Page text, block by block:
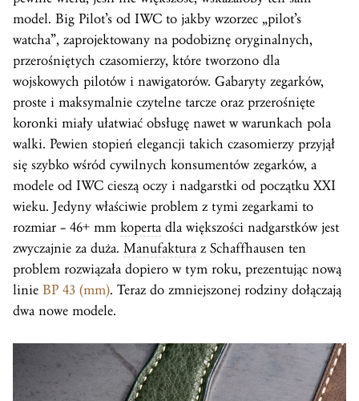
model. Big Pilot’s od IWC to jakby wzorzec „pilot’s
watcha”, zaprojektowany na podobiznę oryginalnych,
przerośniętych czasomierzy, które tworzono dla
wojskowych pilotów i nawigatorów. Gabaryty zegarków,
proste i maksymalnie czytelne tarcze oraz przerośnięte
koronki miały ułatwiać obsługę nawet w warunkach pola
walki. Pewien stopień elegancji takich czasomierzy przyjął
się szybko wśród cywilnych konsumentów zegarków, a
modele od IWC cieszą oczy i nadgarstki od początku XXI
wieku. Jedyny właściwie problem z tymi zegarkami to
rozmiar – 46+ mm koperta dla większości nadgarstków jest
zwyczajnie za duża. Manufaktura z Schaffhausen ten
problem rozwiązała dopiero w tym roku, prezentując nową
linie BP 43 (mm). Teraz do zmniejszonej rodziny dołączają
dwa nowe modele.